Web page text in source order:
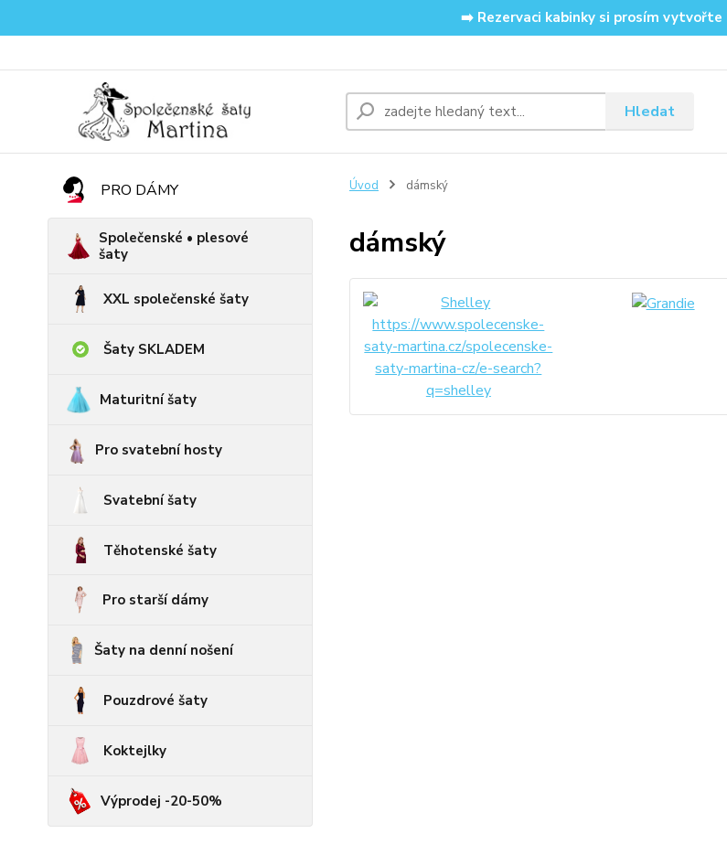
➡️ Rezervaci kabinky si prosím vytvořte
Hledat
PRO DÁMY
Společenské • plesové
šaty
XXL společenské šaty
Šaty SKLADEM
Maturitní šaty
Pro svatební hosty
Svatební šaty
Těhotenské šaty
Pro starší dámy
Šaty na denní nošení
Pouzdrové šaty
Koktejlky
Výprodej -20-50%
Úvod dámský
dámský